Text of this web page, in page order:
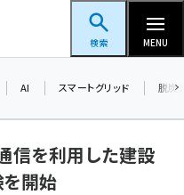
ッドフォーラム
検索 MENU
AI スマートグリッド 脱炭
信を利用した建設
開始